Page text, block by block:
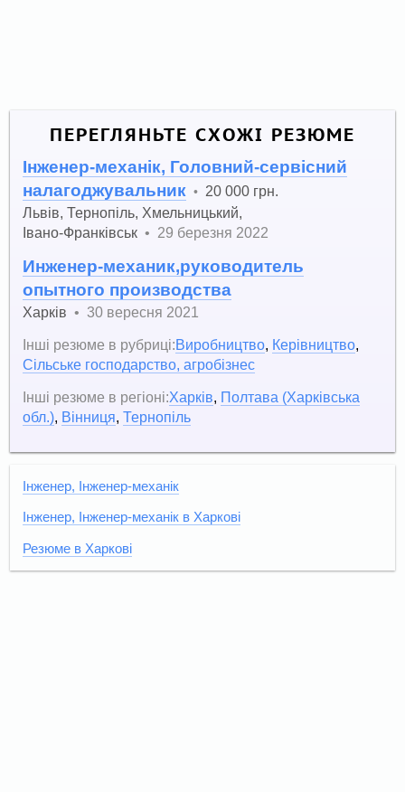
ПЕРЕГЛЯНЬТЕ СХОЖІ РЕЗЮМЕ
Інженер-механік, Головний-сервісний
налагоджувальник • 20 000 грн.
Львів ,Тернопіль Хмельницький
Івано-Франківськ • 29 березня 2022
Инженер-механик,руководитель
опытного производства
Харків •30 вересня 2021
Інші резюме в рубриці:Виробництво Керівництво
Сільське господарство, агробізнес
Інші резюме в регіоні:Харків Полтава (Харківська
обл.) Вінниця ,Тернопіль
Інженер, Інженер-механік
Інженер, Інженер-механік в Харкові
Резюме в Харкові